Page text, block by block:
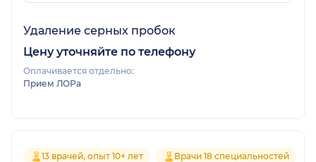
Удаление серных пробок
Цену уточняйте по телефону
Оплачивается отдельно:
Прием ЛОРа
13 врачей, опыт 10+ лет Врачи 18 специальностей